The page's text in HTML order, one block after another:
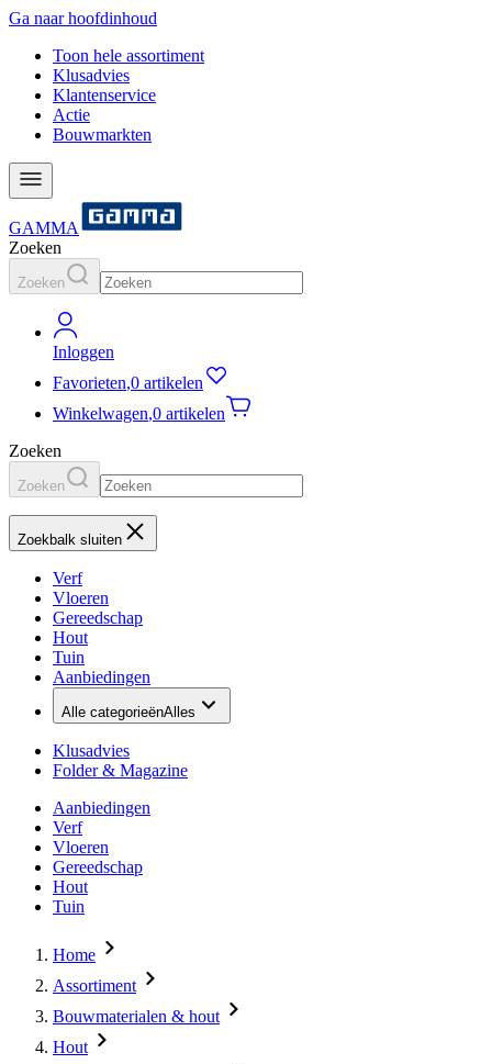
Ga naar hoofdinhoud
Toon hele assortiment
Klusadvies
Klantenservice
Actie
Bouwmarkten
GAMMA
Zoeken
Zoeken
Inloggen
Favorieten,0 artikelen
Winkelwagen,0 artikelen
Zoeken
Zoeken
Zoekbalk sluiten
Verf
Vloeren
Gereedschap
Hout
Tuin
Aanbiedingen
Alle categorieënAlles
Klusadvies
Folder & Magazine
Aanbiedingen
Verf
Vloeren
Gereedschap
Hout
Tuin
Home
Assortiment
Bouwmaterialen & hout
Hout